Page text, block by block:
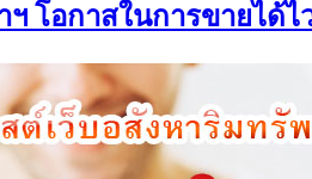
ฯ โอกาสในการขายได้